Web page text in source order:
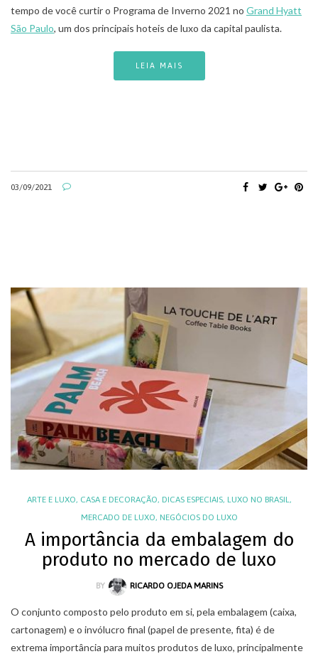
tempo de você curtir o Programa de Inverno 2021 no Grand Hyatt
São Paulo, um dos principais hoteis de luxo da capital paulista.
LEIA MAIS
03/09/2021
ARTE E LUXO, CASA E DECORAÇÃO, DICAS ESPECIAIS, LUXO NO BRASIL,
MERCADO DE LUXO, NEGÓCIOS DO LUXO
A importância da embalagem do
produto no mercado de luxo
BY RICARDO OJEDA MARINS
O conjunto composto pelo produto em si, pela embalagem (caixa,
cartonagem) e o invólucro final (papel de presente, fita) é de
extrema importância para muitos produtos de luxo, principalmente